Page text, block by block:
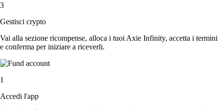
3
Gestisci crypto
Vai alla sezione ricompense, alloca i tuoi Axie Infinity, accetta i termini
e conferma per iniziare a riceverli.
1
Accedi l'app